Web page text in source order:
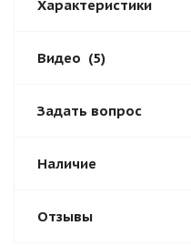
Характеристики
Видео (5)
Задать вопрос
Наличие
Отзывы